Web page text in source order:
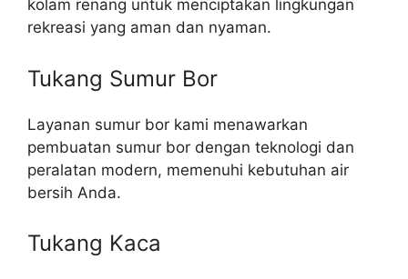
kolam renang untuk menciptakan lingkungan
rekreasi yang aman dan nyaman.
Tukang Sumur Bor
Layanan sumur bor kami menawarkan
pembuatan sumur bor dengan teknologi dan
peralatan modern, memenuhi kebutuhan air
bersih Anda.
Tukang Kaca